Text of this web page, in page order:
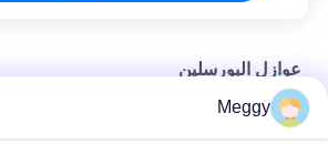
عوازل البورسلين
عوازل سيراميك مصقولة 7.5kV 22.3kN
Meggy